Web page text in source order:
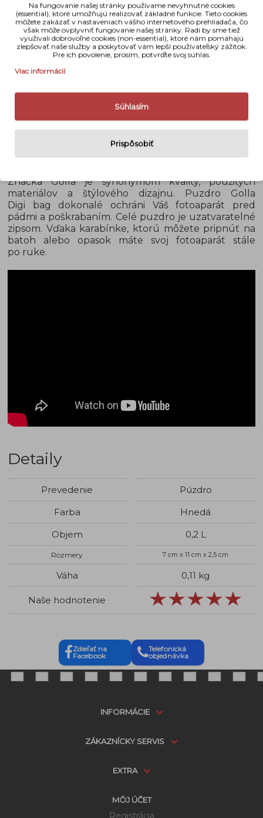
Popis
Značka Golla je synonymom kvality, použitých
materiálov a štýlového dizajnu. Puzdro Golla
Digi bag dokonalé ochráni Váš fotoaparát pred
pádmi a poškrabaním. Celé puzdro je uzatvaratelné
zipsom. Vďaka karabínke, ktorú môžete pripnúť na
batoh alebo opasok máte svoj fotoaparát stále
po ruke.
Detaily
Prevedenie
Púzdro
Farba
Hnedá
Objem
0,2 L
Rozmery 7 cm x 11 cm x 2,5 cm
Váha 0,11 kg
Naše hodnotenie
Zdieľať na
Facebook
Telefonická
objednávka
INFORMÁCIE
ZÁKAZNÍCKY SERVIS
EXTRA
MÔJ ÚČET
Registrácia
Na fungovanie našej stránky používame nevyhnutné cookies
(essential), ktoré umožňujú realizovať základné funkcie. Tieto cookies
môžete zakázať v nastaveniach vášho internetového prehliadača, čo
však môže ovplyvniť fungovanie našej stránky. Radi by sme tiež
využívali dobrovoľné cookies (non-essential), ktoré nám pomáhajú
zlepšovať naše služby a poskytovať vám lepší používateľský zážitok.
Pre ich povolenie, prosím, potvrďte svoj súhlas.
Viac informácií
Súhlasím
Prispôsobiť